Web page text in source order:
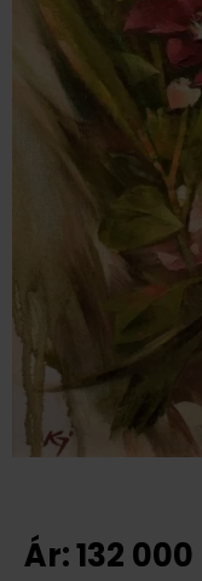
Ár:132 000